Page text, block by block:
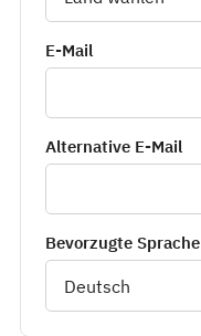
E-Mail
Alternative E-Mail
Bevorzugte Sprache